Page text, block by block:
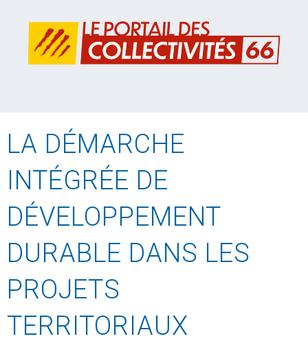
LA DÉMARCHE
INTÉGRÉE DE
DÉVELOPPEMENT
DURABLE DANS LES
PROJETS
TERRITORIAUX